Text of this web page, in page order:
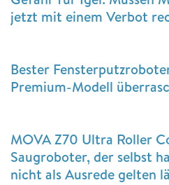
jetzt mit einem Verbot
Bester
Premium-Modell
MOVA Z70 Ultra Roller
Saugroboter, der selbst
nicht als Ausrede gelten